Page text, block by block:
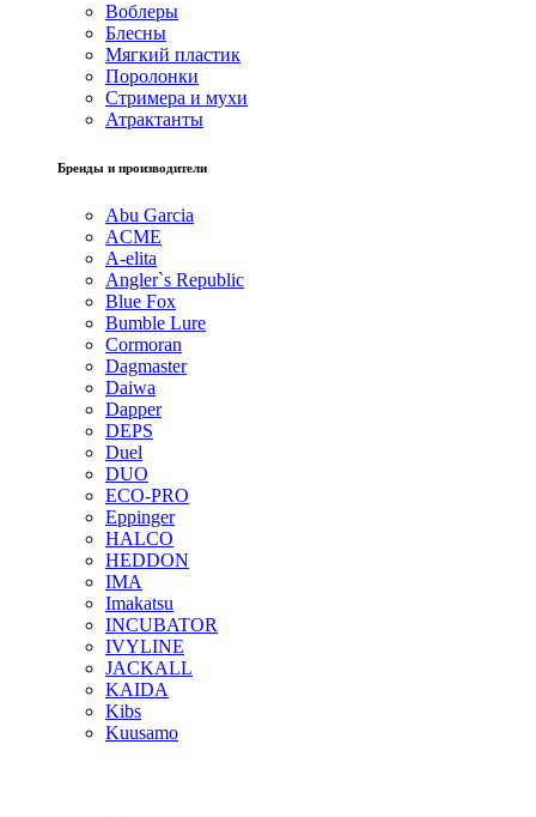
Воблеры
Блесны
Мягкий пластик
Поролонки
Стримера и мухи
Атрактанты
Бренды и производители
Abu Garcia
ACME
A-elita
Angler`s Republic
Blue Fox
Bumble Lure
Cormoran
Dagmaster
Daiwa
Dapper
DEPS
Duel
DUO
ECO-PRO
Eppinger
HALCO
HEDDON
IMA
Imakatsu
INCUBATOR
IVYLINE
JACKALL
KAIDA
Kibs
Kuusamo